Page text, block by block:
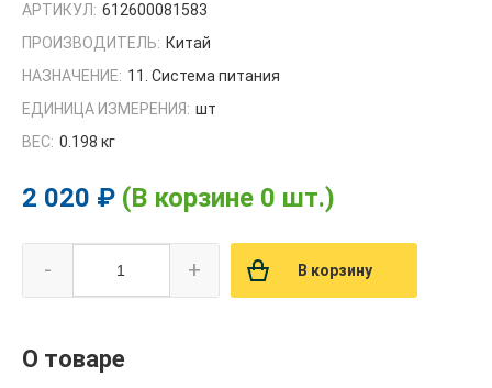
АРТИКУЛ: 612600081583
ПРОИЗВОДИТЕЛЬ: Китай
НАЗНАЧЕНИЕ: 11. Система питания
ЕДИНИЦА ИЗМЕРЕНИЯ: шт
ВЕС: 0.198 кг
2 020 ₽ (В корзине 0 шт.)
- + В корзину
О товаре